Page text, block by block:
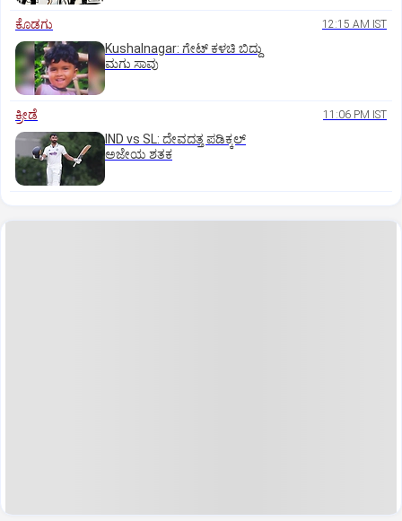
ಕೊಡಗು 12:15 AM IST
Kushalnagar: ಗೇಟ್ ಕಳಚಿ ಬಿದ್ದು
ಮಗು ಸಾವು
ಕ್ರೀಡೆ 11:06 PM IST
IND vs SL: ದೇವದತ್ತ ಪಡಿಕ್ಕಲ್‌
ಅಜೇಯ ಶತಕ